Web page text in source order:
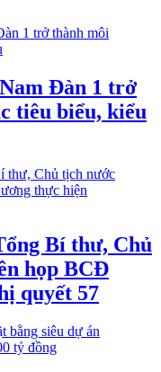
Đàn 1 trở
tiêu biểu, kiểu
Bí thư, Chủ
họp BCĐ
quyết 57